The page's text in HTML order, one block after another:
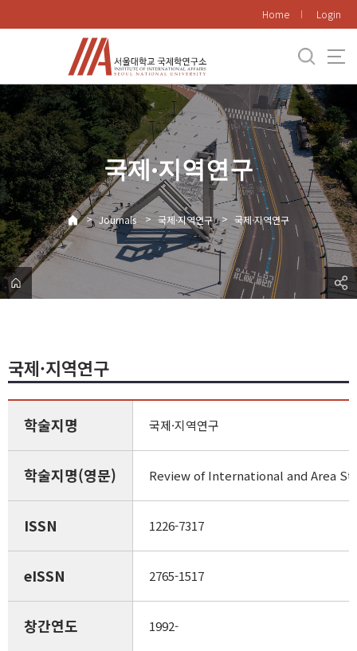
로
메
뉴
Home Login
국제·지역연구
> Journals > 국제·지역연구 > 국제·지역연구
국제·지역연구
학술지명 국제·지역연구
학술지명(영문) Review of International and Area
ISSN 1226-7317
eISSN 2765-1517
창간연도 1992-